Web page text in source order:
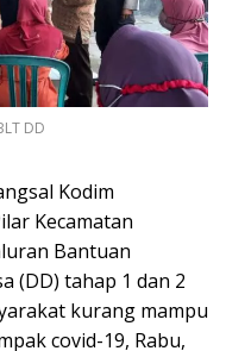
DD
Kodim
Kecamatan
Bantuan
(DD) tahap 1 dan 2
kurang mampu
covid-19, Rabu,